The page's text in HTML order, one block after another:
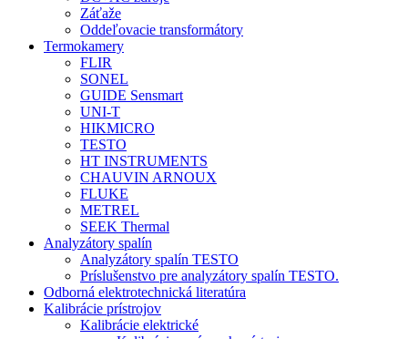
Záťaže
Oddeľovacie transformátory
Termokamery
FLIR
SONEL
GUIDE Sensmart
UNI-T
HIKMICRO
TESTO
HT INSTRUMENTS
CHAUVIN ARNOUX
FLUKE
METREL
SEEK Thermal
Analyzátory spalín
Analyzátory spalín TESTO
Príslušenstvo pre analyzátory spalín TESTO.
Odborná elektrotechnická literatúra
Kalibrácie prístrojov
Kalibrácie elektrické